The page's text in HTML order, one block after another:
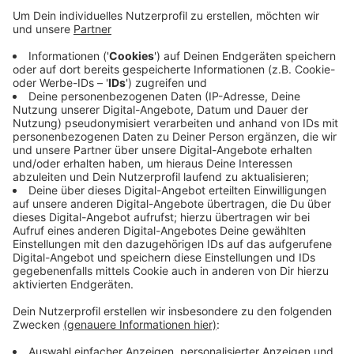
Infektionen.
Veröffentlicht: Mittwoch, 27.10.2021 16:58
Anzeige
Trotz der vielen Neuinfektionen bleibt die 7-Tage-
Inzidenz im Kreis Euskirchen im Vergleich zu Dienstag
unverändert. Sie liegt laut RKI auch am Mittwoch bei
65,9.
Anzeige